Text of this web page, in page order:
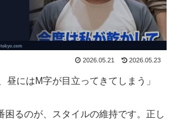
2026.05.21 2026.05.23
昼にはM字が目立ってきてしまう」
困るのが、スタイルの維持です。正し